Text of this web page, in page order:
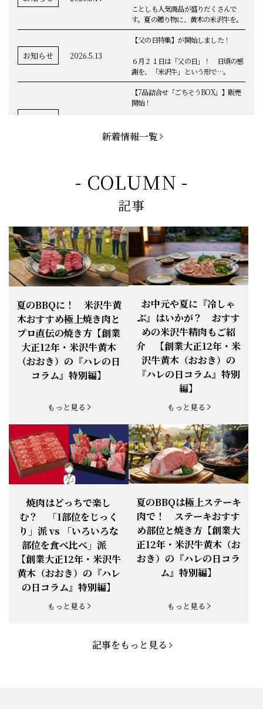
ことしも人気商品が盛りだくさんで
す。夏の贈り物に、黄木の米沢牛を。
お知らせ 2026.5.13
【父の日特集】が開始しました！
６月２１日は「父の日」！ 日頃の感
謝を、「米沢牛」という形で…。
【7品詰合せ「ごちそうBOX」】販売
開始！
ンチカツ」など、黄木の自慢が詰まっ
てます。
【BBQ(バーベキュー)特集】これから
の時期にぴったりなBBQにオススメな
米沢牛の商品をご紹介いたします。今
回限定のBBQセットや、定番部位のお
すすめ商品もございます！
お知らせ 2026.4.13
【母の日】5月10日の母の日に、
「『ありがとう』の気持ち」をお贈り
できます。
お知らせ 2026.1.25
【ご注意】1月27日（火）は終日、お
電話・FAXが繋がりません（8:30〜
18:00）
お知らせ 2026.1.20
【恵方巻】今年の2月3日は、『米沢牛
恵方巻』を！
お知らせ 2026.1.15
【新商品】『米沢牛だし茶漬け』発売
お知らせ 2025.11.3 「黄木の御歳暮」早割開始！
お知らせ 2025.9.13 「秋分の日」定休日変更のお知らせ
お知らせ 2025.6.16 新登場！一膳ご飯
お知らせ 2025.5.28 「初夏の肉祭り」開催中
お知らせ 2025.5.19 「父の日特集」開催中
お知らせ 2025.4.28 「BBQ企画」開催中！
お知らせ 2025.4.28 「母の日企画」開催中！
新着情報一覧
- COLUMN -
記事
夏のBBQに！ 米沢牛黄
木おすすめ極上焼き肉と
プロ直伝の焼き方【創業
大正12年・米沢牛黄木
（おおき）の『ハレの日
コラム』特別編】
もっと見る
お中元や夏に『冷しゃ
ぶ』はいかが？ おすす
めの米沢牛精肉もご紹
介 【創業大正12年・米
沢牛黄木（おおき）の
『ハレの日コラム』特別
編】
もっと見る
焼肉はどっちで楽し
む？ 「1部位をじっく
り」派 vs 「いろいろな
部位を食べ比べ」派
【創業大正12年・米沢牛
黄木（おおき）の『ハレ
の日コラム』特別編】
もっと見る
夏のBBQは極上ステーキ
肉で！ ステーキおすす
め部位と焼き方【創業大
正12年・米沢牛黄木（お
おき）の『ハレの日コラ
ム』特別編】
もっと見る
記事をもっと見る